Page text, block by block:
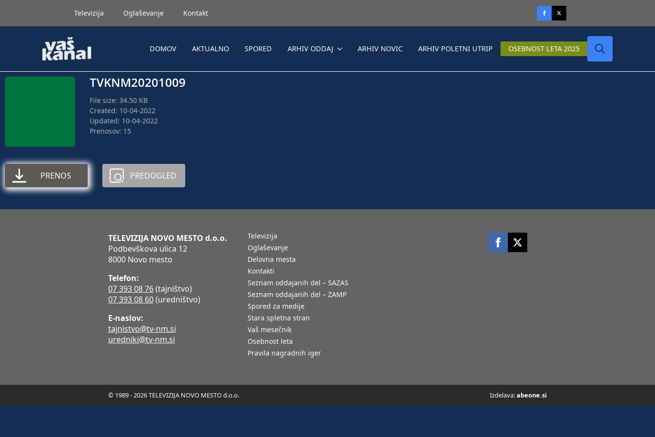
Televizija Oglaševanje Kontakt
DOMOV AKTUALNO SPORED ARHIV ODDAJ ARHIV NOVIC ARHIV POLETNI UTRIP OSEBNOST LETA 2025
TVKNM20201009
File size: 34.50 KB
Created: 10-04-2022
Updated: 10-04-2022
Prenosov: 15
PRENOS PREDOGLED
TELEVIZIJA NOVO MESTO d.o.o.
Podbevškova ulica 12
8000 Novo mesto
Telefon:
07 393 08 76(tajništvo)
07 393 08 60(uredništvo)
E-naslov:
tajnistvo@tv-nm.si
uredniki@tv-nm.si
Televizija
Oglaševanje
Delovna mesta
Kontakti
Seznam oddajanih del – SAZAS
Seznam oddajanih del – ZAMP
Spored za medije
Stara spletna stran
Vaš mesečnik
Osebnost leta
Pravila nagradnih iger
© 1989 - 2026 TELEVIZIJA NOVO MESTO d.o.o. Izdelava:abeone.si